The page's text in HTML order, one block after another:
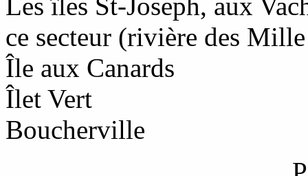
Les îles St-Joseph, aux
ce secteur (rivière des
Île aux Canards
Îlet Vert
Boucherville